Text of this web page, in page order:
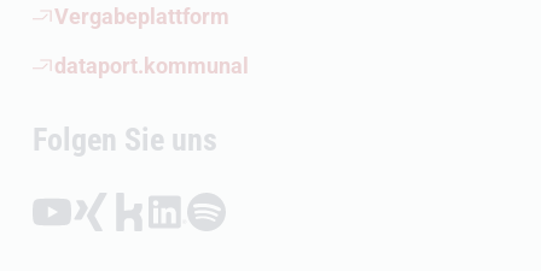
Vergabeplattform
(Öffnet externen Link)
dataport.kommunal
(Öffnet externen Link)
Folgen Sie uns
Folgen auf YouTube (Öffnet externen Link)
Folgen auf Xing (Öffnet externen Link)
Folgen auf Kununu (Öffnet externen Link)
Folgen auf LinkedIn (Öffnet externen Link)
Folgen auf Spotify (Öffnet externen Link)